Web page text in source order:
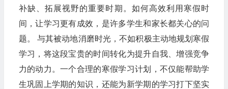
补缺、拓展视野的重要时期。如何高效利用寒假时
间，让学习更有成效，是许多学生和家长都关心的问
题。 与其被动地消磨时光，不如积极主动地规划寒假
学习，将这段宝贵的时间转化为提升自我、增强竞争
力的动力。一个合理的寒假学习计划，不仅能帮助学
生巩固上学期的知识，还能为新学期的学习打下坚实